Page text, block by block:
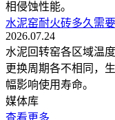
相侵蚀性能。
水泥窑耐火砖多久需要
2026.07.24
水泥回转窑各区域温
更换周期各不相同，
幅影响使用寿命。
媒体库